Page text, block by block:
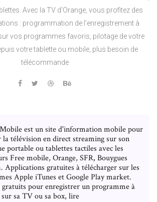
Avec la TV d'Orange, vous profitez des
: programmation de l'enregistrement à
vos programmes favoris, pilotage de votre
votre tablette ou mobile, plus besoin de
télécommande
est un site d'information mobile pour
la télévision en direct streaming sur son
portable ou tablettes tactiles avec les
Free mobile, Orange, SFR, Bouygues
Applications gratuites à télécharger sur les
Apple iTunes et Google Play market.
gratuits pour enregistrer un programme à
sur sa TV ou sa box, lire